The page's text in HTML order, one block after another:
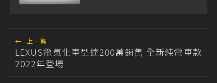
← 上一篇
LEXUS電氣化車型達200萬銷售 全新純電車款
2022年登場